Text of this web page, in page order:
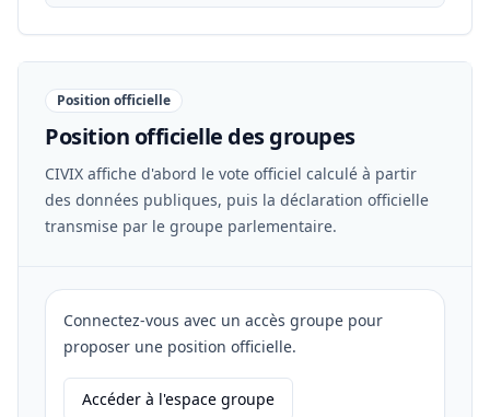
Position officielle
Position officielle des groupes
CIVIX affiche d'abord le vote officiel calculé à partir
des données publiques, puis la déclaration officielle
transmise par le groupe parlementaire.
Connectez-vous avec un accès groupe pour
proposer une position officielle.
Accéder à l'espace groupe